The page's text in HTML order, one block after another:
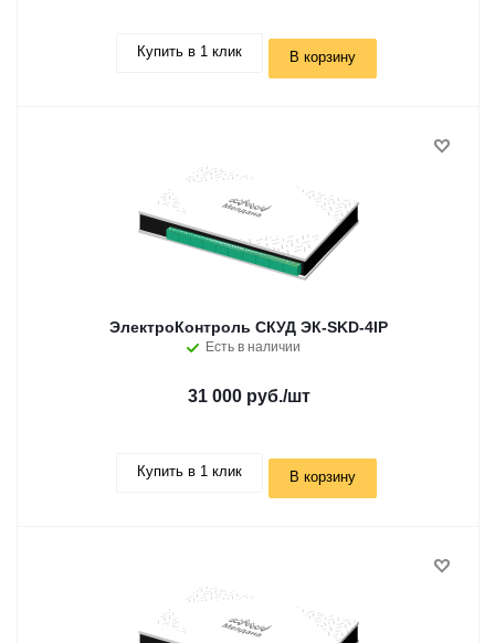
Купить в 1 клик В корзину
ЭлектроКонтроль СКУД ЭК-SKD-4IP
Есть в наличии
31 000 руб./шт
Купить в 1 клик В корзину